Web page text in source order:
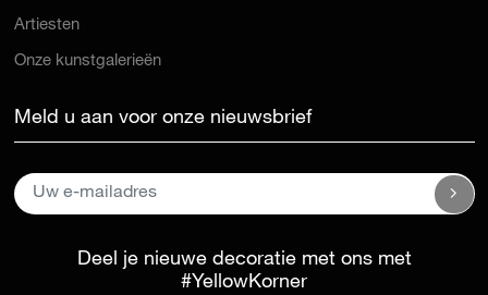
Artiesten
Onze kunstgalerieën
Meld u aan voor onze nieuwsbrief
Deel je nieuwe decoratie met ons met
#YellowKorner